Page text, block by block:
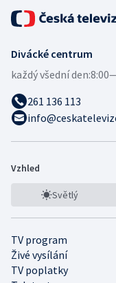
Divácké centrum
každý všední den:
261 136 113
Vzhled
Světlý
TV program
Živé vysílání
TV poplatky